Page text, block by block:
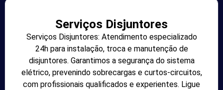
Serviços Disjuntores
Serviços Disjuntores: Atendimento especializado
24h para instalação, troca e manutenção de
disjuntores. Garantimos a segurança do sistema
elétrico, prevenindo sobrecargas e curtos-circuitos,
com profissionais qualificados e experientes. Ligue